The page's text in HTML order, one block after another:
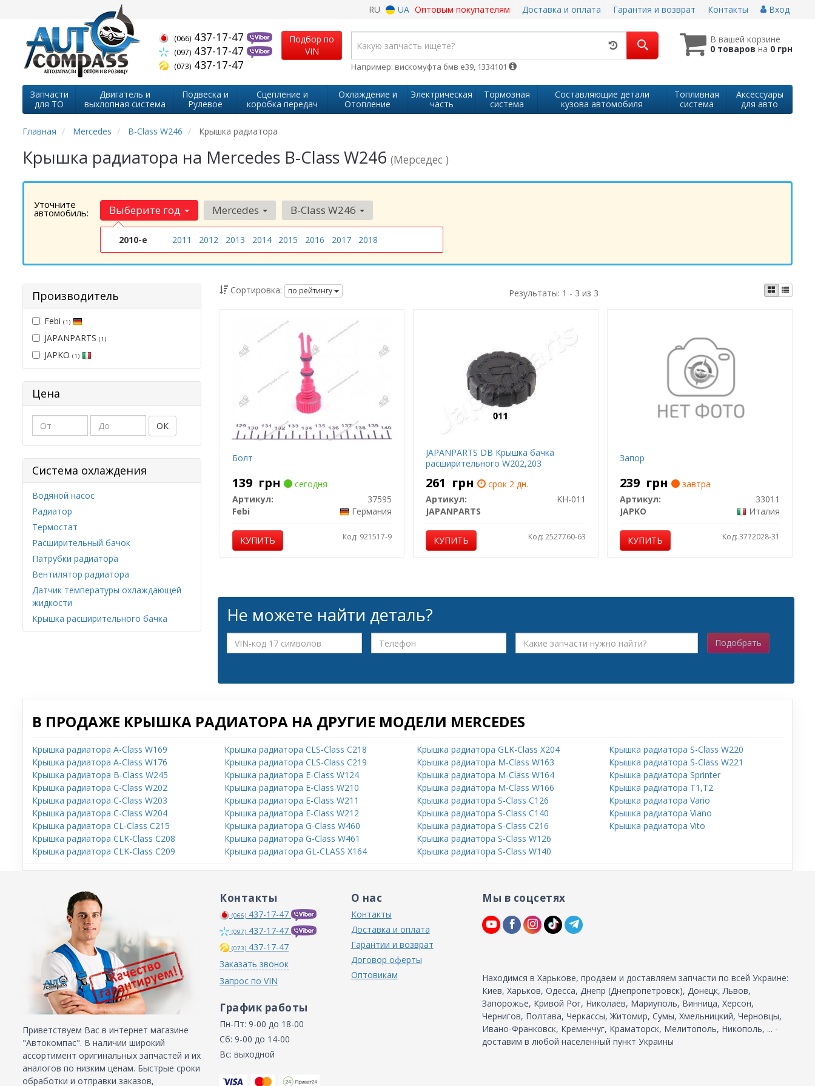
RU UA Оптовым покупателям Доставка и оплата Гарантия и возврат Контакты Вход
(066) 437-17-47
(097) 437-17-47
(073) 437-17-47
Подбор по
VIN
В вашей корзине
0 товаровна 0 грн
Например: вискомуфта бмв е39, 1334101
Запчасти
для ТО
Двигатель и
выхлопная система
Подвеска и
Рулевое
Сцепление и
коробка передач
Охлаждение и
Отопление
Электрическая
часть
Тормозная
система
Составляющие детали
кузова автомобиля
Топливная
система
Аксессуары
для авто
Главная Mercedes B-Class W246 Крышка радиатора
Крышка радиатора на Mercedes B-Class W246 (Мерседес )
Уточните
автомобиль: Выберите год
2010-е 2011 2012 2013 2014 2015 2016 2017 2018
Mercedes B-Class W246
Производитель
Febi (1)
JAPANPARTS (1)
JAPKO (1)
Цена
ОК
Система охлаждения
Водяной насос
Радиатор
Термостат
Расширительный бачок
Патрубки радиатора
Вентилятор радиатора
Датчик температуры охлаждающей
жидкости
Крышка расширительного бачка
Сортировка: по рейтингу Результаты: 1 - 3 из 3
Болт
139 грн
сегодня
Артикул:
37595
Febi
Германия
КУПИТЬ Код: 921517-9
JAPANPARTS DB Крышка бачка
расширительного W202,203
261 грн
срок 2 дн.
Артикул:
KH-011
JAPANPARTS
КУПИТЬ Код: 2527760-63
Запор
239 грн
завтра
Артикул:
33011
JAPKO
Италия
КУПИТЬ Код: 3772028-31
Не можете найти деталь?
Подобрать
В ПРОДАЖЕ КРЫШКА РАДИАТОРА НА ДРУГИЕ МОДЕЛИ MERCEDES
Крышка радиатора A-Class W169
Крышка радиатора A-Class W176
Крышка радиатора B-Class W245
Крышка радиатора C-Class W202
Крышка радиатора C-Class W203
Крышка радиатора C-Class W204
Крышка радиатора CL-Class C215
Крышка радиатора CLK-Class C208
Крышка радиатора CLK-Class C209
Крышка радиатора CLS-Class C218
Крышка радиатора CLS-Class C219
Крышка радиатора E-Class W124
Крышка радиатора E-Class W210
Крышка радиатора E-Class W211
Крышка радиатора E-Class W212
Крышка радиатора G-Class W460
Крышка радиатора G-Class W461
Крышка радиатора GL-CLASS X164
Крышка радиатора GLK-Class X204
Крышка радиатора M-Class W163
Крышка радиатора M-Class W164
Крышка радиатора M-Class W166
Крышка радиатора S-Class C126
Крышка радиатора S-Class C140
Крышка радиатора S-Class C216
Крышка радиатора S-Class W126
Крышка радиатора S-Class W140
Крышка радиатора S-Class W220
Крышка радиатора S-Class W221
Крышка радиатора Sprinter
Крышка радиатора T1,T2
Крышка радиатора Vario
Крышка радиатора Viano
Крышка радиатора Vito
Приветствуем Вас в интернет магазине
"Автокомпас". В наличии широкий
ассортимент оригинальных запчастей и их
аналогов по низким ценам. Быстрые сроки
обработки и отправки заказов,
Контакты
(066) 437-17-47
(097) 437-17-47
(073) 437-17-47
Заказать звонок
Запрос по VIN
График работы
Пн-Пт: 9-00 до 18-00
Сб: 9-00 до 14-00
Вс: выходной
О нас
Контакты
Доставка и оплата
Гарантии и возврат
Договор оферты
Оптовикам
Мы в соцсетях
Находимся в Харькове, продаем и доставляем запчасти по всей Украине:
Киев, Харьков, Одесса, Днепр (Днепропетровск), Донецк, Львов,
Запорожье, Кривой Рог, Николаев, Мариуполь, Винница, Херсон,
Чернигов, Полтава, Черкассы, Житомир, Сумы, Хмельницкий, Черновцы,
Ивано-Франковск, Кременчуг, Краматорск, Мелитополь, Никополь, ... -
доставим в любой населенный пункт Украины